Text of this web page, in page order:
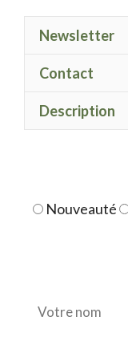
Newsletter
Contact
Description
Nouveauté